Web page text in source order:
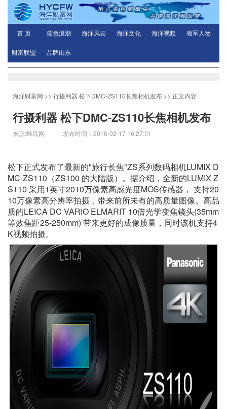
首 页 蓝色浪潮 海洋风云 海洋文化 海洋视频 领军人物
财富联盟 品牌山东
海洋财富网 >> 行摄利器 松下DMC-ZS110长焦相机发布 >> 正文内容
行摄利器 松下DMC-ZS110长焦相机发布
来源:蜂鸟网 发布时间：2016-02-17 16:27:01
松下正式发布了最新的"旅行长焦"ZS系列数码相机LUMIX D
MC-ZS110（ZS100 的大陆版）。据介绍，全新的LUMIX Z
S110 采用1英寸2010万像素高感光度MOS传感器， 支持20
10万像素高分辨率拍摄，带来前所未有的高质量图像。高品
质的LEICA DC VARIO ELMARIT 10倍光学变焦镜头(35mm
等效焦距25-250mm) 带来更好的成像质量，同时该机支持4
K视频拍摄。